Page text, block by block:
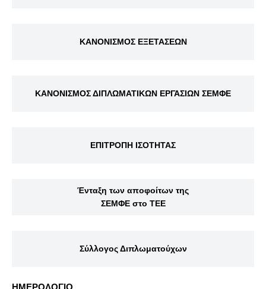
ΚΑΝΟΝΙΣΜΟΣ ΕΞΕΤΑΣΕΩΝ
ΚΑΝΟΝΙΣΜΟΣ ΔΙΠΛΩΜΑΤΙΚΩΝ ΕΡΓΑΣΙΩΝ ΣΕΜΦΕ
ΕΠΙΤΡΟΠΗ ΙΣΟΤΗΤΑΣ
Ένταξη των αποφοίτων της
ΣΕΜΦΕ στο ΤΕΕ
Σύλλογος Διπλωματούχων
ΗΜΕΡΟΛΟΓΙΟ